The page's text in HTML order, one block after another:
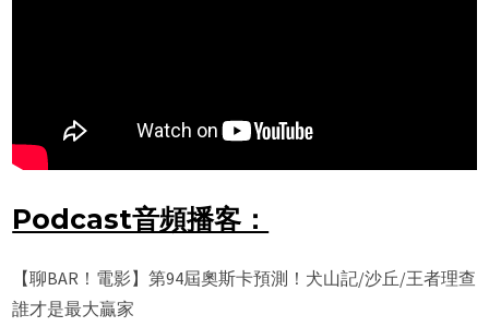
Podcast音頻播客：
【聊BAR！電影】第94屆奧斯卡預測！犬山記/沙丘/王者理查
誰才是最大贏家